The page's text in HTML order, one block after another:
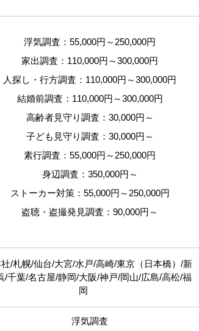
浮気調査：55,000円～250,000円
家出調査：110,000円～300,000円
人探し・行方調査：110,000円～300,000円
結婚前調査：110,000円～300,000円
高齢者見守り調査：30,000円～
子ども見守り調査：30,000円～
素行調査：55,000円～250,000円
身辺調査：350,000円～
ストーカー対策：55,000円～250,000円
盗聴・盗撮発見調査：90,000円～
社/札幌/仙台/大宮/水戸/高崎/東京（日本橋）/新
/千葉/名古屋/静岡/大阪/神戸/岡山/広島/高松/福
岡
浮気調査